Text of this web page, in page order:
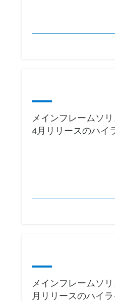
メインフレームソ
4月リリースのハイ
メインフレームソ
月リリースのハイラ